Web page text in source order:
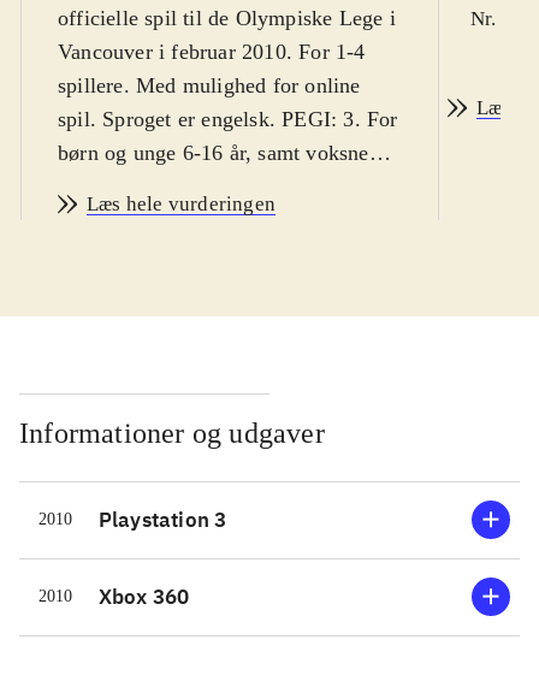
officielle spil til de Olympiske Lege i
Vancouver i februar 2010. For 1-4
spillere. Med mulighed for online
spil. Sproget er engelsk. PEGI: 3. For
børn og unge 6-16 år, samt voksne
Man er hurtigt i gang med Vancouver
længere konkurrencer. Der er
forskellige olympiske discipliner,
primært indenfor skisport. En række
sportsgrene som fx curling og is-dans
er desværre udeladt. Sværhedsgraden
kan varieres, men er ret lav, specielt
fordi kontrollen ligner hinanden i de
forskellige sportsgrene. Man vælger
Læs hele vurderingen
Nr.
Læs
Informationer og udgaver
2010 Playstation 3
2010 Xbox 360